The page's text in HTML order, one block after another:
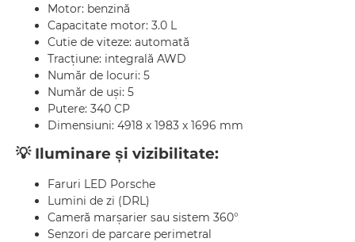
Motor: benzină
Capacitate motor: 3.0 L
Cutie de viteze: automată
Tracțiune: integrală AWD
Număr de locuri: 5
Număr de uși: 5
Putere: 340 CP
Dimensiuni: 4918 x 1983 x 1696 mm
💡 Iluminare și vizibilitate:
Faruri LED Porsche
Lumini de zi (DRL)
Cameră marșarier sau sistem 360°
Senzori de parcare perimetral